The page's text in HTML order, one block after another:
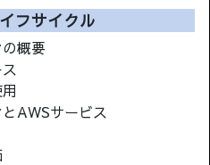
フサイクル
概要
AWSサービス